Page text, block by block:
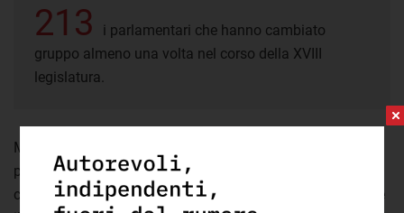
213
i parlamentari che hanno cambiato
gruppo almeno una volta nel corso della XVIII
legislatura.
Ma è al
passaggi più interessanti. Qui infatti proprio nei giorni in
cui il parlamento era riunito in seduta comune per eleggere